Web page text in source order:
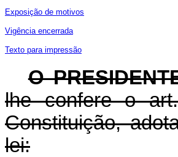
Exposição de motivos
Vigência encerrada
Texto para impressão
O
lhe confere o
Constituição,
lei: